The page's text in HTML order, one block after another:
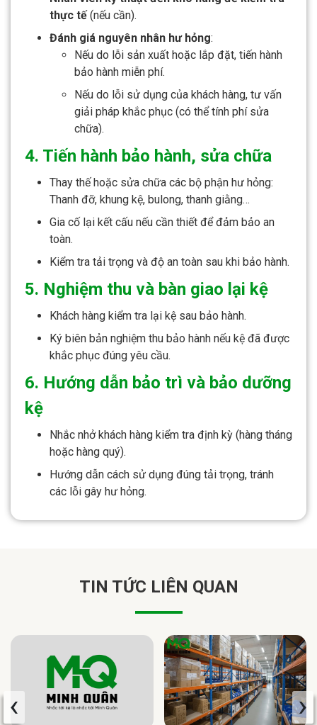
thực tế(nếu cần).
Đánh giá nguyên nhân hư hỏng:
Nếu do lỗi sản xuất hoặc lắp đặt, tiến hành
bảo hành miễn phí.
Nếu do lỗi sử dụng của khách hàng, tư vấn
giải pháp khắc phục (có thể tính phí sửa
chữa).
4. Tiến hành bảo hành, sửa chữa
Thay thế hoặc sửa chữa các bộ phận hư hỏng:
Thanh đỡ, khung kệ, bulong, thanh giằng…
Gia cố lại kết cấu nếu cần thiết để đảm bảo an
toàn.
Kiểm tra tải trọng và độ an toàn sau khi bảo hành.
5. Nghiệm thu và bàn giao lại kệ
Khách hàng kiểm tra lại kệ sau bảo hành.
Ký biên bản nghiệm thu bảo hành nếu kệ đã được
khắc phục đúng yêu cầu.
6. Hướng dẫn bảo trì và bảo dưỡng
kệ
Nhắc nhở khách hàng kiểm tra định kỳ (hàng tháng
hoặc hàng quý).
Hướng dẫn cách sử dụng đúng tải trọng, tránh
các lỗi gây hư hỏng.
TIN TỨC LIÊN QUAN
‹ ›